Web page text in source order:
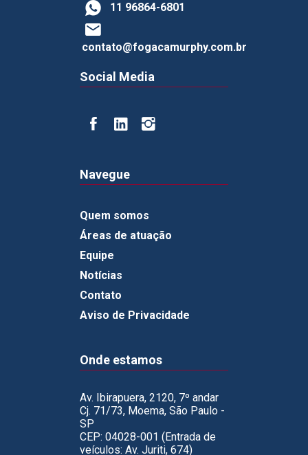
11 96864-6801
contato@fogacamurphy.com.br
Social Media
Navegue
Quem somos
Áreas de atuação
Equipe
Notícias
Contato
Aviso de Privacidade
Onde estamos
Av. Ibirapuera, 2120, 7º andar
Cj. 71/73, Moema, São Paulo -
SP
CEP: 04028-001 (Entrada de
veículos: Av. Juriti, 674)